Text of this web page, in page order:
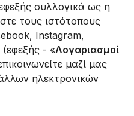
συλλογικά ως η
τους ιστότοπους
Instagram,
- «Λογαριασμοί
μαζί μας
ηλεκτρονικών